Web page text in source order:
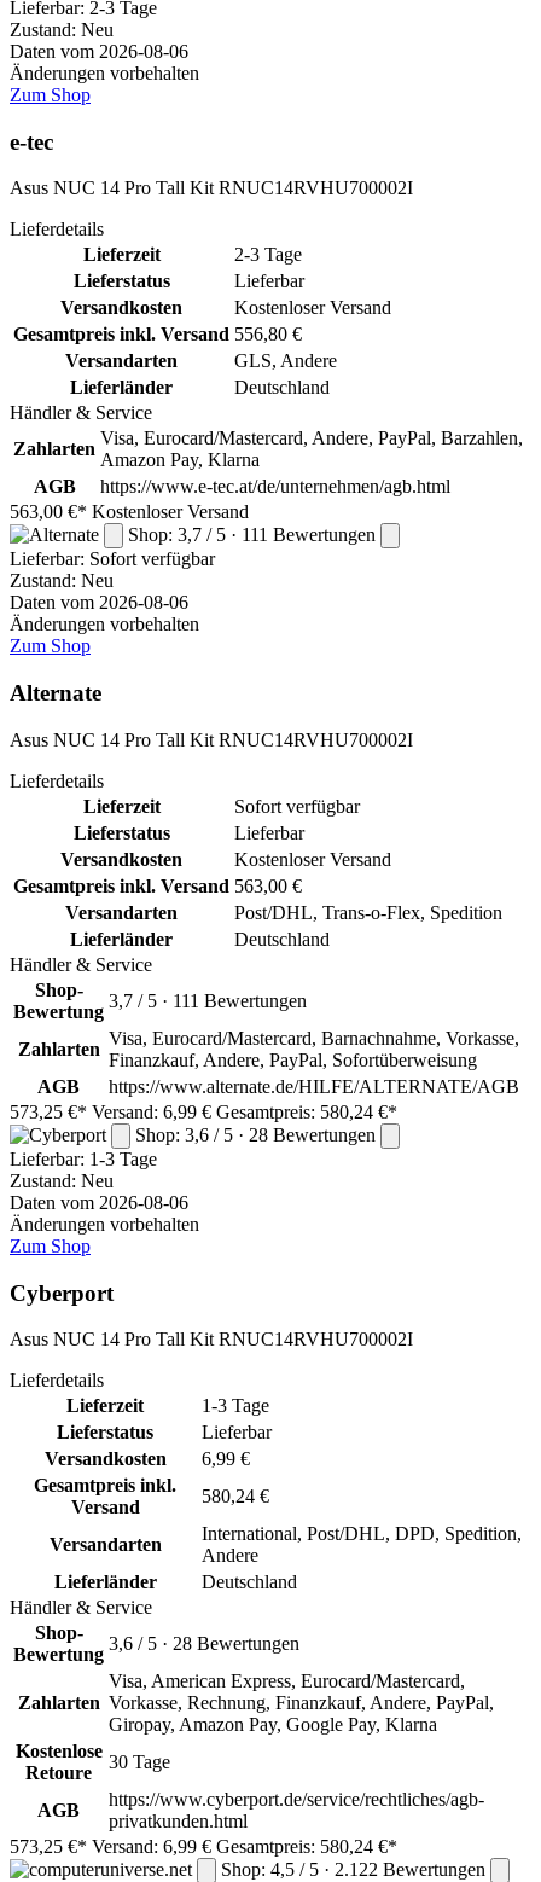
Lieferbar: 2-3 Tage
Zustand: Neu
Daten vom 2026-08-06
Änderungen vorbehalten
Zum Shop
e-tec
Asus NUC 14 Pro Tall Kit RNUC14RVHU700002I
Lieferdetails
Lieferzeit
2-3 Tage
Lieferstatus
Lieferbar
Versandkosten
Kostenloser Versand
Gesamtpreis inkl. Versand 556,80 €
Versandarten
GLS, Andere
Lieferländer
Deutschland
Händler & Service
Zahlarten
Visa, Eurocard/Mastercard, Andere, PayPal, Barzahlen,
Amazon Pay, Klarna
AGB
https://www.e-tec.at/de/unternehmen/agb.html
563,00 €* Kostenloser Versand
Shop: 3,7 / 5 · 111 Bewertungen
Lieferbar: Sofort verfügbar
Zustand: Neu
Daten vom 2026-08-06
Änderungen vorbehalten
Zum Shop
Alternate
Asus NUC 14 Pro Tall Kit RNUC14RVHU700002I
Lieferdetails
Lieferzeit
Sofort verfügbar
Lieferstatus
Lieferbar
Versandkosten
Kostenloser Versand
Gesamtpreis inkl. Versand 563,00 €
Versandarten
Post/DHL, Trans-o-Flex, Spedition
Lieferländer
Deutschland
Händler & Service
Shop-
Bewertung
3,7 / 5 · 111 Bewertungen
Zahlarten
Visa, Eurocard/Mastercard, Barnachnahme, Vorkasse,
Finanzkauf, Andere, PayPal, Sofortüberweisung
AGB
https://www.alternate.de/HILFE/ALTERNATE/AGB
573,25 €* Versand: 6,99 € Gesamtpreis: 580,24 €*
Shop: 3,6 / 5 · 28 Bewertungen
Lieferbar: 1-3 Tage
Zustand: Neu
Daten vom 2026-08-06
Änderungen vorbehalten
Zum Shop
Cyberport
Asus NUC 14 Pro Tall Kit RNUC14RVHU700002I
Lieferdetails
Lieferzeit
1-3 Tage
Lieferstatus
Lieferbar
Versandkosten
6,99 €
Gesamtpreis inkl.
Versand
580,24 €
Versandarten
International, Post/DHL, DPD, Spedition,
Andere
Lieferländer
Deutschland
Händler & Service
Shop-
Bewertung
3,6 / 5 · 28 Bewertungen
Zahlarten
Visa, American Express, Eurocard/Mastercard,
Vorkasse, Rechnung, Finanzkauf, Andere, PayPal,
Giropay, Amazon Pay, Google Pay, Klarna
Kostenlose
Retoure
30 Tage
AGB
https://www.cyberport.de/service/rechtliches/agb-
privatkunden.html
573,25 €* Versand: 6,99 € Gesamtpreis: 580,24 €*
Shop: 4,5 / 5 · 2.122 Bewertungen